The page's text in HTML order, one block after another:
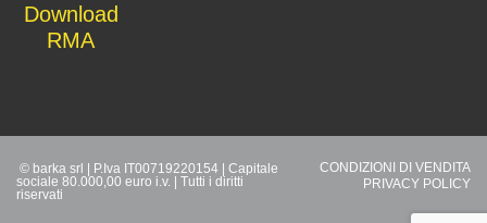
Download
RMA
© barka srl | P.Iva IT00719220154 | Capitale
sociale 80.000,00 euro i.v. | Tutti i diritti
riservati
CONDIZIONI DI VENDITA
PRIVACY POLICY